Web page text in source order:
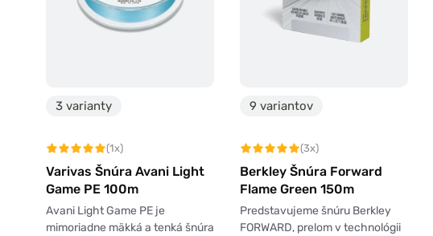
3 varianty
(1x)
Varivas Šnúra Avani Light
Game PE 100m
Avani Light Game PE je
mimoriadne mäkká a tenká šnúra
9 variantov
(3x)
Berkley Šnúra Forward
Flame Green 150m
Predstavujeme šnúru Berkley
FORWARD, prelom v technológii